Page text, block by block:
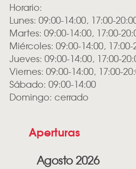
Horario:
Lunes: 09:00-14:00, 17:00-
Martes: 09:00-14:00, 17:00-
Miércoles: 09:00-14:00, 17:00-
Jueves: 09:00-14:00, 17:00-
Viernes: 09:00-14:00, 17:00-
Sábado: 09:00-14:00
Domingo: cerrado
Aperturas
Agosto 2026